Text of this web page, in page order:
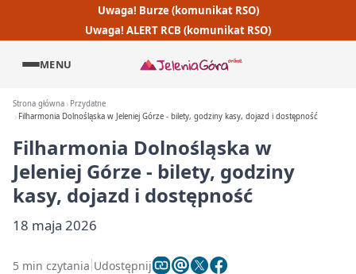
Uwaga! Burze (komunikat RSO)
Uwaga! ALERT RCB (komunikat RSO)
MENU
Strona główna
Przydatne
Filharmonia Dolnośląska w Jeleniej Górze - bilety, godziny kasy, dojazd i dostępność
Filharmonia Dolnośląska w
Jeleniej Górze - bilety, godziny
kasy, dojazd i dostępność
18 maja 2026
5 min czytania Udostępnij